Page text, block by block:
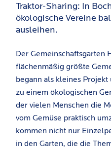
Traktor-Sharing: In
ökologische Vereine
ausleihen.
Der Gemeinschaftsgarten
flächenmäßig größte
begann als kleines
zu einem ökologischen
der vielen Menschen die
vom Gemüse praktisch
kommen nicht nur
in den Garten, die die